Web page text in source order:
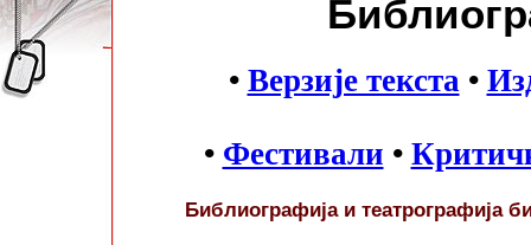
• Верзије текста •
• Фестивали •
Библиографија и театрографија